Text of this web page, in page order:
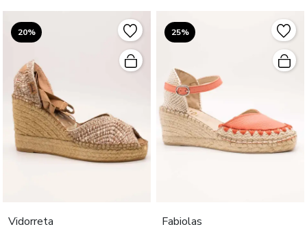
20%
Vidorreta
25%
Fabiolas